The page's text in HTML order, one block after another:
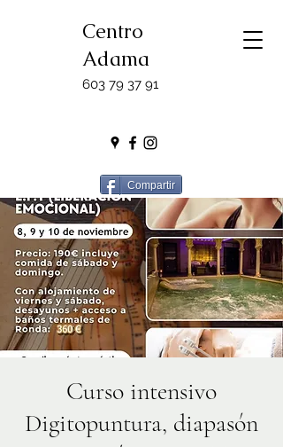
Centro
Adama
603 79 37 91
Compartir
Curso intensivo
Digitopuntura, diapasón